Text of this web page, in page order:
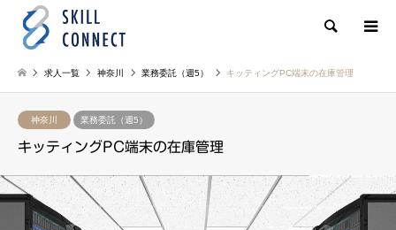
検索
求人一覧 神奈川 業務委託（週5） キッティングPC端末の在庫管理
神奈川 業務委託（週5）
キッティングPC端末の在庫管理